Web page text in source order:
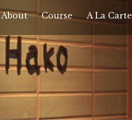
About Course A La Carte